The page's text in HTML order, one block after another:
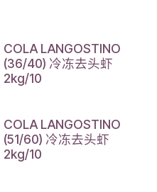
COLA LANGOSTINO
(36/40) 冷冻去头虾
2kg/10
COLA LANGOSTINO
(51/60) 冷冻去头虾
2kg/10